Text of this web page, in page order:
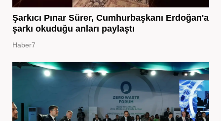
Şarkıcı Pınar Sürer, Cumhurbaşkanı Erdoğan'a
şarkı okuduğu anları paylaştı
Haber7